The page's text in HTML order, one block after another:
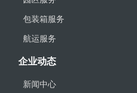
包装箱服务
航运服务
企业动态
新闻中心